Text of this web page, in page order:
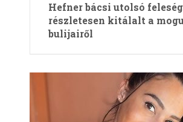
Hefner bácsi utolsó
részletesen kitálalt a
bulijairől